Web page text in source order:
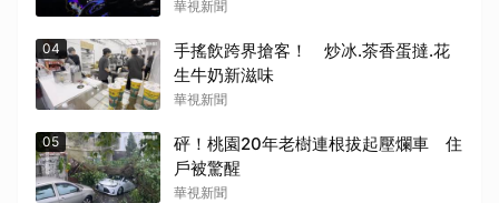
華視新聞
04
手搖飲跨界搶客！ 炒冰.茶香蛋撻.花
生牛奶新滋味
華視新聞
05
砰！桃園20年老樹連根拔起壓爛車 住
戶被驚醒
華視新聞